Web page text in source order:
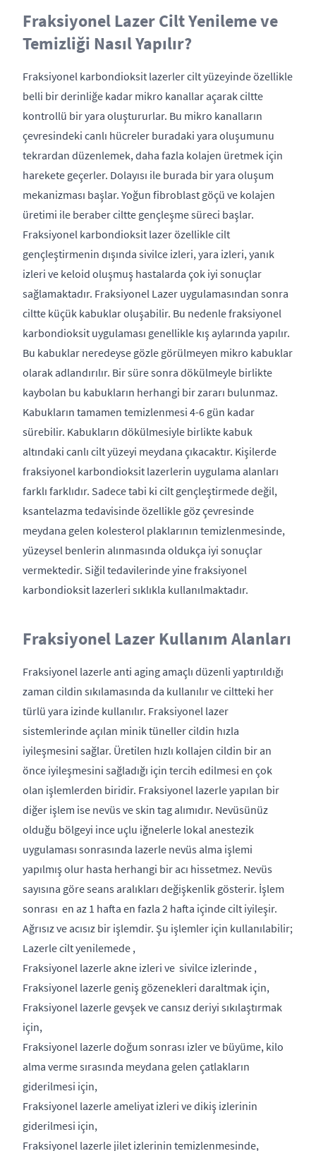
Fraksiyonel Lazer Cilt Yenileme ve
Temizliği Nasıl Yapılır?
Fraksiyonel karbondioksit lazerler cilt yüzeyinde özellikle
belli bir derinliğe kadar mikro kanallar açarak ciltte
kontrollü bir yara oluştururlar. Bu mikro kanalların
çevresindeki canlı hücreler buradaki yara oluşumunu
tekrardan düzenlemek, daha fazla kolajen üretmek için
harekete geçerler. Dolayısı ile burada bir yara oluşum
mekanizması başlar. Yoğun fibroblast göçü ve kolajen
üretimi ile beraber ciltte gençleşme süreci başlar.
Fraksiyonel karbondioksit lazer özellikle cilt
gençleştirmenin dışında sivilce izleri, yara izleri, yanık
izleri ve keloid oluşmuş hastalarda çok iyi sonuçlar
sağlamaktadır. Fraksiyonel Lazer uygulamasından sonra
ciltte küçük kabuklar oluşabilir. Bu nedenle fraksiyonel
karbondioksit uygulaması genellikle kış aylarında yapılır.
Bu kabuklar neredeyse gözle görülmeyen mikro kabuklar
olarak adlandırılır. Bir süre sonra dökülmeyle birlikte
kaybolan bu kabukların herhangi bir zararı bulunmaz.
Kabukların tamamen temizlenmesi 4-6 gün kadar
sürebilir. Kabukların dökülmesiyle birlikte kabuk
altındaki canlı cilt yüzeyi meydana çıkacaktır. Kişilerde
fraksiyonel karbondioksit lazerlerin uygulama alanları
farklı farklıdır. Sadece tabi ki cilt gençleştirmede değil,
ksantelazma tedavisinde özellikle göz çevresinde
meydana gelen kolesterol plaklarının temizlenmesinde,
yüzeysel benlerin alınmasında oldukça iyi sonuçlar
vermektedir. Siğil tedavilerinde yine fraksiyonel
karbondioksit lazerleri sıklıkla kullanılmaktadır.
Fraksiyonel Lazer Kullanım Alanları
Fraksiyonel lazerle anti aging amaçlı düzenli yaptırıldığı
zaman cildin sıkılamasında da kullanılır ve ciltteki her
türlü yara izinde kullanılır. Fraksiyonel lazer
sistemlerinde açılan minik tüneller cildin hızla
iyileşmesini sağlar. Üretilen hızlı kollajen cildin bir an
önce iyileşmesini sağladığı için tercih edilmesi en çok
olan işlemlerden biridir. Fraksiyonel lazerle yapılan bir
diğer işlem ise nevüs ve skin tag alımıdır. Nevüsünüz
olduğu bölgeyi ince uçlu iğnelerle lokal anestezik
uygulaması sonrasında lazerle nevüs alma işlemi
yapılmış olur hasta herhangi bir acı hissetmez. Nevüs
sayısına göre seans aralıkları değişkenlik gösterir. İşlem
sonrası en az 1 hafta en fazla 2 hafta içinde cilt iyileşir.
Ağrısız ve acısız bir işlemdir. Şu işlemler için kullanılabilir;
Lazerle cilt yenilemede ,
Fraksiyonel lazerle akne izleri ve sivilce izlerinde ,
Fraksiyonel lazerle geniş gözenekleri daraltmak için,
Fraksiyonel lazerle gevşek ve cansız deriyi sıkılaştırmak
için,
Fraksiyonel lazerle doğum sonrası izler ve büyüme, kilo
alma verme sırasında meydana gelen çatlakların
giderilmesi için,
Fraksiyonel lazerle ameliyat izleri ve dikiş izlerinin
giderilmesi için,
Fraksiyonel lazerle jilet izlerinin temizlenmesinde,